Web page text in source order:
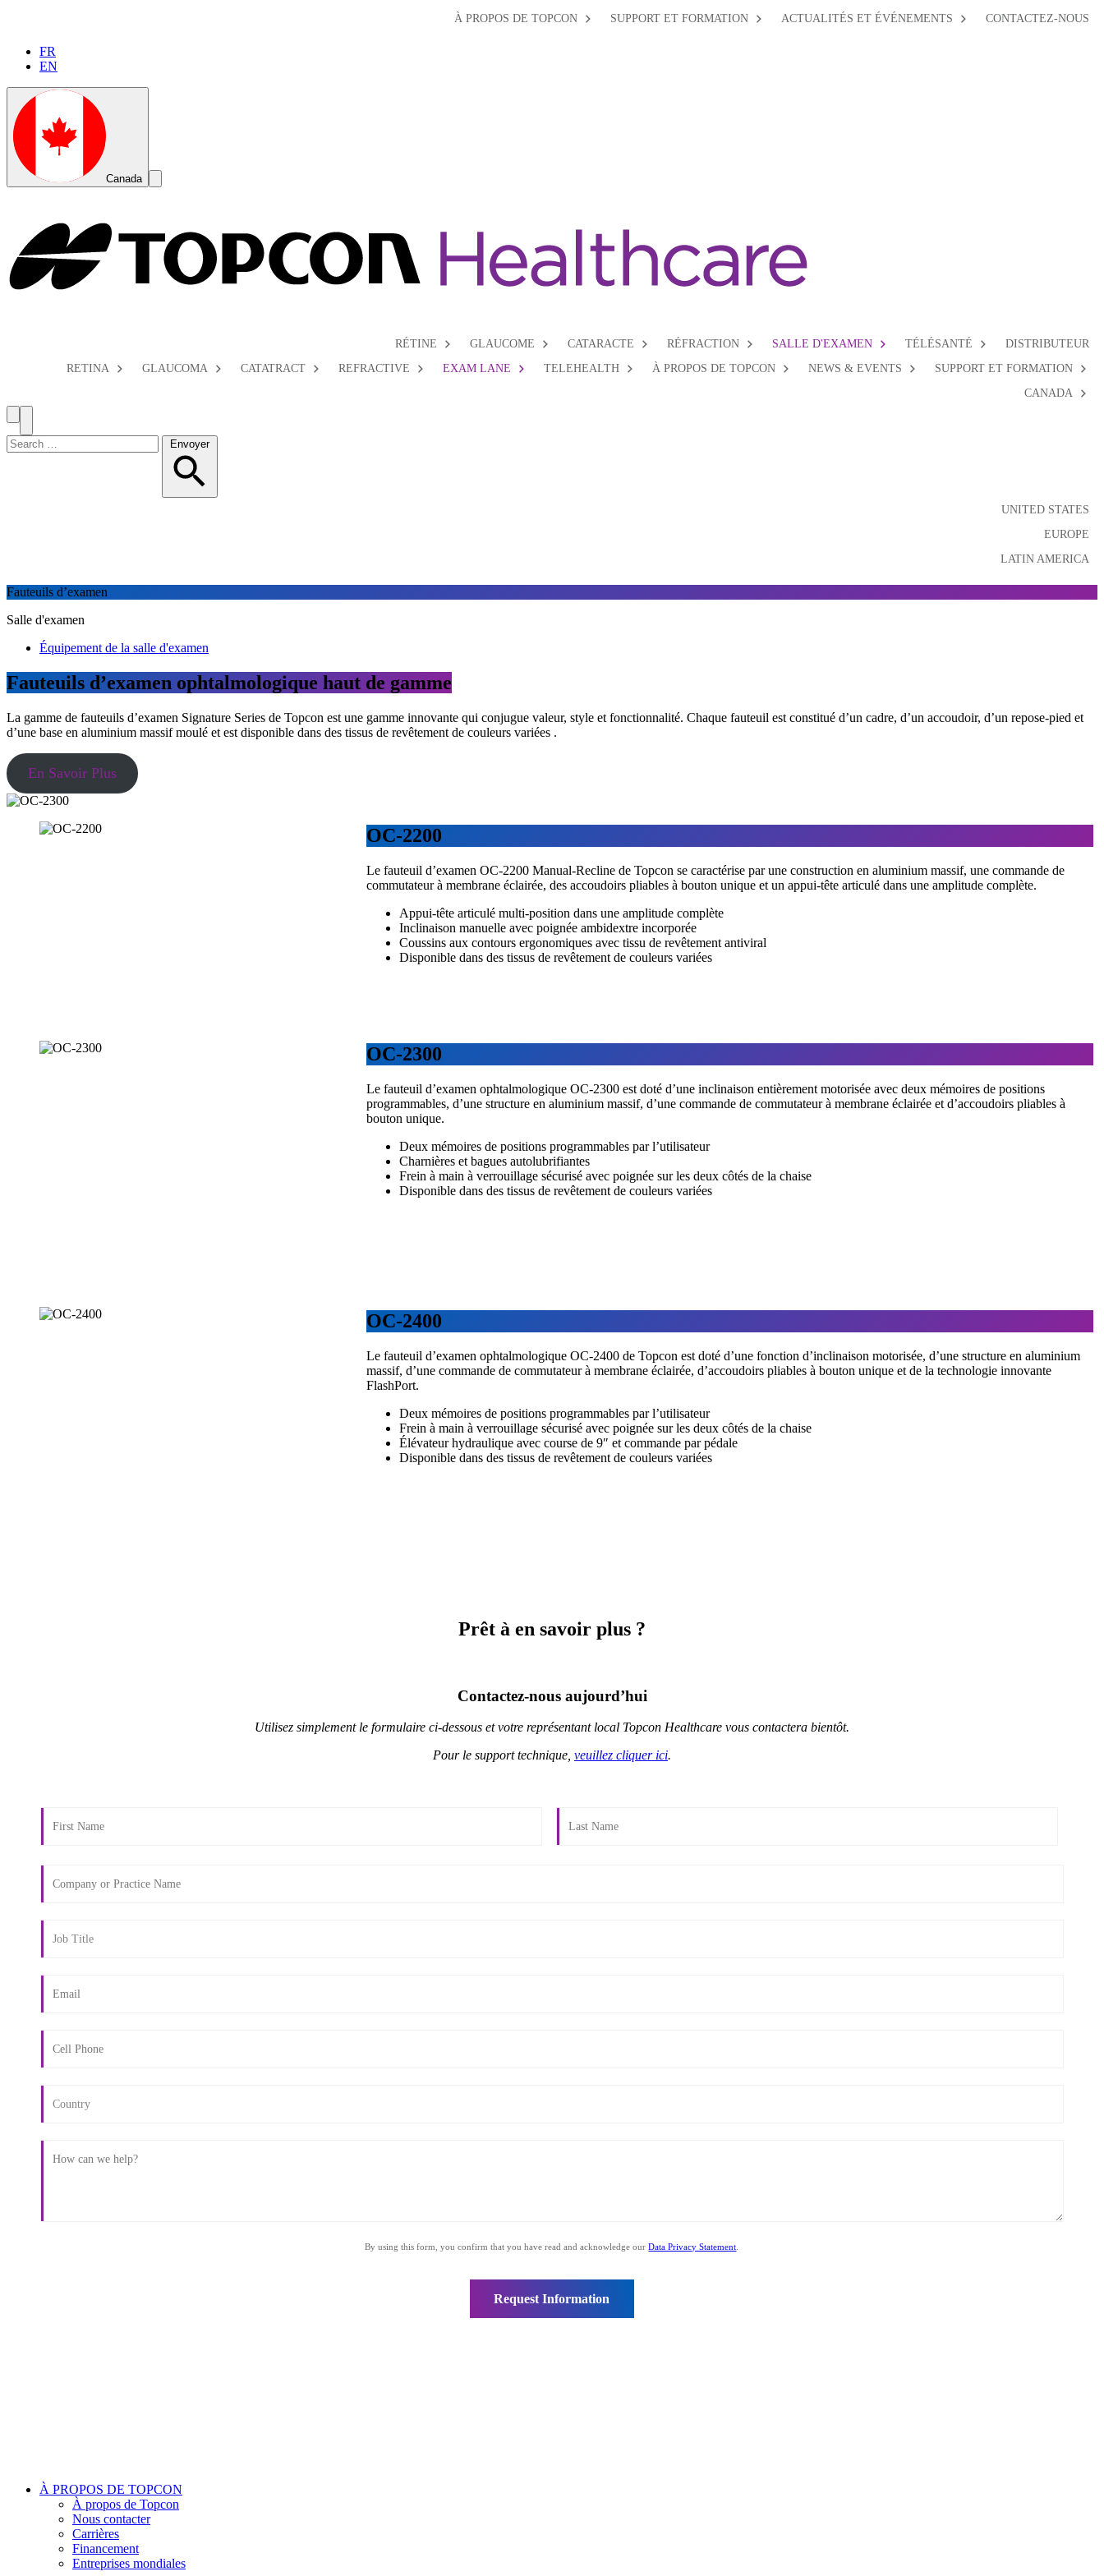
À PROPOS DE TOPCON SUPPORT ET FORMATION ACTUALITÉS ET ÉVÉNEMENTS CONTACTEZ-NOUS
FR
EN
Canada
Search
RÉTINE GLAUCOME CATARACTE RÉFRACTION SALLE D'EXAMEN TÉLÉSANTÉ
DISTRIBUTEUR
RETINA
GLAUCOMA CATATRACT REFRACTIVE EXAM LANE TELEHEALTH À PROPOS DE TOPCON NEWS & EVENTS
SUPPORT ET FORMATION
CANADA
Search
Toggle
Menu
Chercher: Envoyer
UNITED STATES
EUROPE
LATIN AMERICA
Fauteuils d’examen
Salle d'examen
Équipement de la salle d'examen
Fauteuils d’examen ophtalmologique haut de gamme
La gamme de fauteuils d’examen Signature Series de Topcon est une gamme innovante qui conjugue valeur, style et fonctionnalité. Chaque fauteuil est constitué d’un cadre, d’un accoudoir, d’un repose-pied et
d’une base en aluminium massif moulé et est disponible dans des tissus de revêtement de couleurs variées .
En Savoir Plus
OC-2200
Le fauteuil d’examen OC-2200 Manual-Recline de Topcon se caractérise par une construction en aluminium massif, une commande de
commutateur à membrane éclairée, des accoudoirs pliables à bouton unique et un appui-tête articulé dans une amplitude complète.
Appui-tête articulé multi-position dans une amplitude complète
Inclinaison manuelle avec poignée ambidextre incorporée
Coussins aux contours ergonomiques avec tissu de revêtement antiviral
Disponible dans des tissus de revêtement de couleurs variées
OC-2300
Le fauteuil d’examen ophtalmologique OC-2300 est doté d’une inclinaison entièrement motorisée avec deux mémoires de positions
programmables, d’une structure en aluminium massif, d’une commande de commutateur à membrane éclairée et d’accoudoirs pliables à
bouton unique.
Deux mémoires de positions programmables par l’utilisateur
Charnières et bagues autolubrifiantes
Frein à main à verrouillage sécurisé avec poignée sur les deux côtés de la chaise
Disponible dans des tissus de revêtement de couleurs variées
OC-2400
Le fauteuil d’examen ophtalmologique OC-2400 de Topcon est doté d’une fonction d’inclinaison motorisée, d’une structure en aluminium
massif, d’une commande de commutateur à membrane éclairée, d’accoudoirs pliables à bouton unique et de la technologie innovante
FlashPort.
Deux mémoires de positions programmables par l’utilisateur
Frein à main à verrouillage sécurisé avec poignée sur les deux côtés de la chaise
Élévateur hydraulique avec course de 9″ et commande par pédale
Disponible dans des tissus de revêtement de couleurs variées
Prêt à en savoir plus ?
Contactez-nous aujourd’hui
Utilisez simplement le formulaire ci-dessous et votre représentant local Topcon Healthcare vous contactera bientôt.
Pour le support technique, veuillez cliquer ici.​
À PROPOS DE TOPCON
À propos de Topcon
Nous contacter
Carrières
Financement
Entreprises mondiales